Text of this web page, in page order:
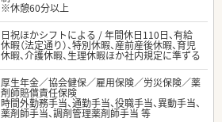
※休憩60分以上
日祝ほかシフトによる / 年間休日110日、有給
休暇（法定通り）、特別休暇、産前産後休暇、育児
休暇、介護休暇、生理休暇ほか社内規定に準ずる
厚生年金／協会健保／雇用保険／労災保険／薬
剤師賠償責任保険
時間外勤務手当、通勤手当、役職手当、異動手当、
薬剤師手当、調剤管理薬剤師手当 等